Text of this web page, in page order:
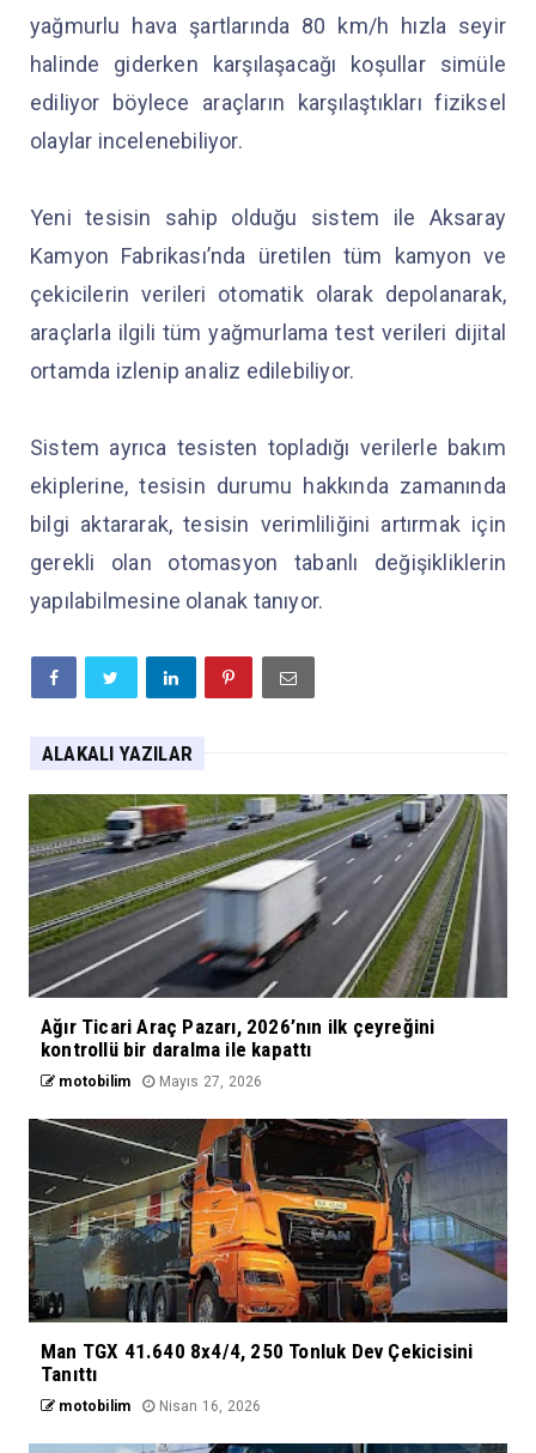
yağmurlu hava şartlarında 80 km/h hızla seyir
halinde giderken karşılaşacağı koşullar simüle
ediliyor böylece araçların karşılaştıkları fiziksel
olaylar incelenebiliyor.
Yeni tesisin sahip olduğu sistem ile Aksaray
Kamyon Fabrikası’nda üretilen tüm kamyon ve
çekicilerin verileri otomatik olarak depolanarak,
araçlarla ilgili tüm yağmurlama test verileri dijital
ortamda izlenip analiz edilebiliyor.
Sistem ayrıca tesisten topladığı verilerle bakım
ekiplerine, tesisin durumu hakkında zamanında
bilgi aktararak, tesisin verimliliğini artırmak için
gerekli olan otomasyon tabanlı değişikliklerin
yapılabilmesine olanak tanıyor.
ALAKALI YAZILAR
Ağır Ticari Araç Pazarı, 2026’nın ilk çeyreğini
kontrollü bir daralma ile kapattı
motobilim Mayıs 27, 2026
Man TGX 41.640 8x4/4, 250 Tonluk Dev Çekicisini
Tanıttı
motobilim Nisan 16, 2026